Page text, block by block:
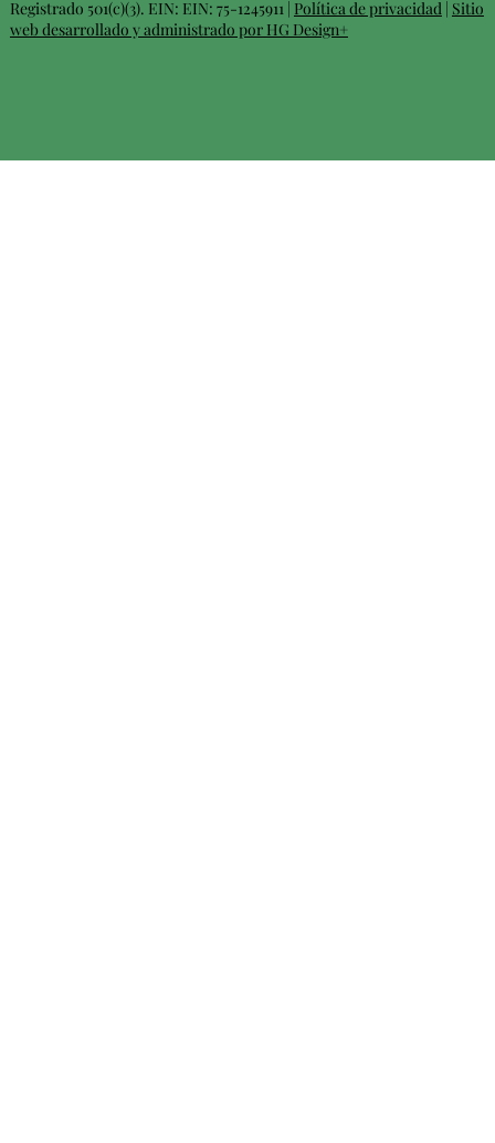
Registrado 501(c)(3). EIN: EIN: 75-1245911 | Política de privacidad| Sitio
web desarrollado y administrado por HG Design+